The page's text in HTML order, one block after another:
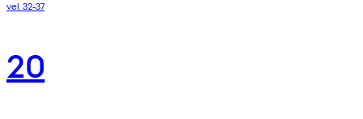
vel. 32-37
20